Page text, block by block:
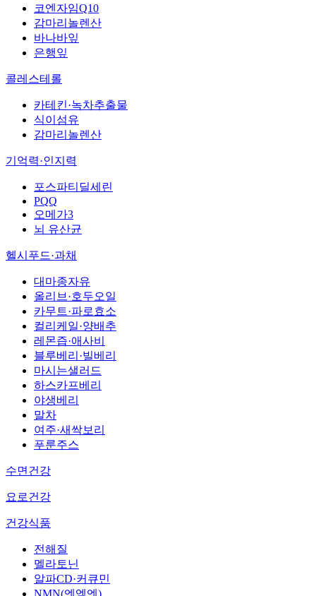
코엔자임Q10
감마리놀렌산
바나바잎
은행잎
콜레스테롤
카테킨·녹차추출물
식이섬유
감마리놀렌산
기억력·인지력
포스파티딜세린
PQQ
오메가3
뇌 유산균
헬시푸드·과채
대마종자유
올리브·호두오일
카무트·파로효소
컬리케일·양배추
레몬즙·애사비
블루베리·빌베리
마시는샐러드
하스카프베리
야생베리
말차
여주·새싹보리
푸룬주스
수면건강
요로건강
건강식품
전해질
멜라토닌
알파CD·커큐민
NMN(엔엠엔)